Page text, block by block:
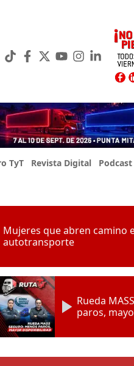
TyT Revista Digital Podcast
Mujeres que abren camino
autotransporte
Rueda
paros,